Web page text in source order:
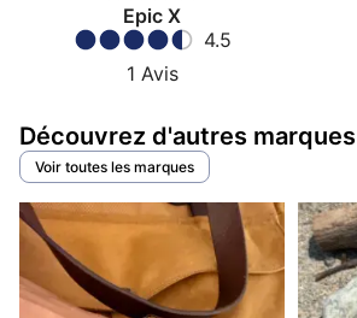
Epic X
4.5
1 Avis
Découvrez d'autres marques
Voir toutes les marques